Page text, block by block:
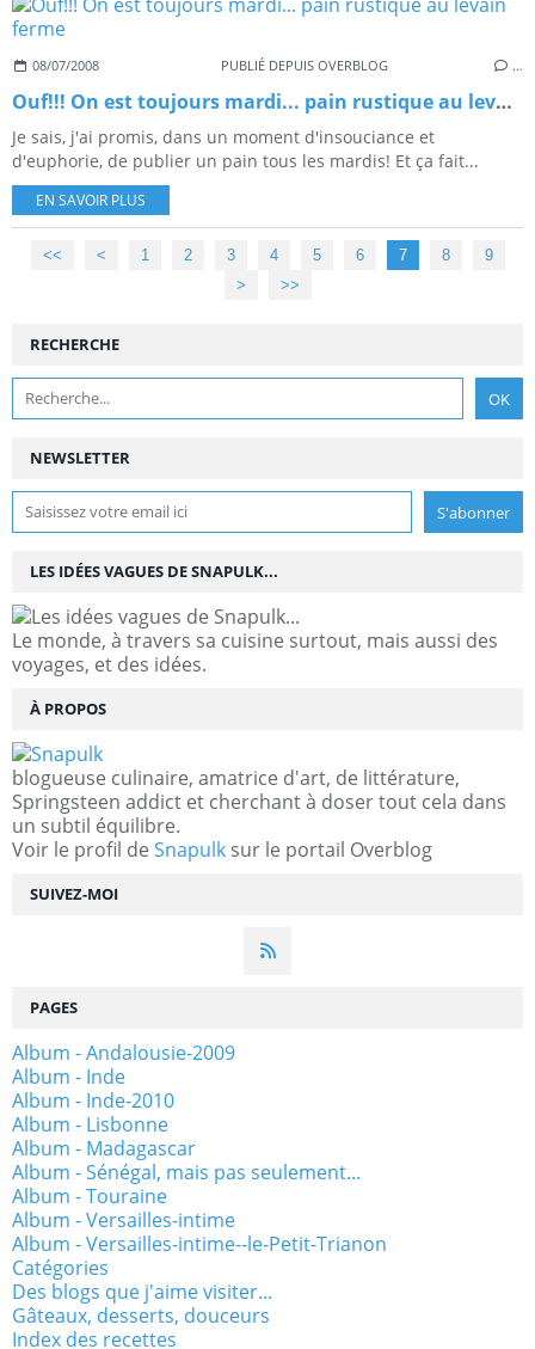
08/07/2008 PUBLIÉ DEPUIS OVERBLOG …
Ouf!!! On est toujours mardi... pain rustique au levain ferme
Je sais, j'ai promis, dans un moment d'insouciance et
d'euphorie, de publier un pain tous les mardis! Et ça fait...
EN SAVOIR PLUS
<< < 1 2 3 4 5 6 7 8
9
>
>>
NEWSLETTER
SUIVEZ-MOI
RECHERCHE
LES IDÉES VAGUES DE SNAPULK...
Le monde, à travers sa cuisine surtout, mais aussi des
voyages, et des idées.
À PROPOS
blogueuse culinaire, amatrice d'art, de littérature,
Springsteen addict et cherchant à doser tout cela dans
un subtil équilibre.
Voir le profil de Snapulk sur le portail Overblog
PAGES
Album - Andalousie-2009
Album - Inde
Album - Inde-2010
Album - Lisbonne
Album - Madagascar
Album - Sénégal, mais pas seulement...
Album - Touraine
Album - Versailles-intime
Album - Versailles-intime--le-Petit-Trianon
Catégories
Des blogs que j'aime visiter...
Gâteaux, desserts, douceurs
Index des recettes